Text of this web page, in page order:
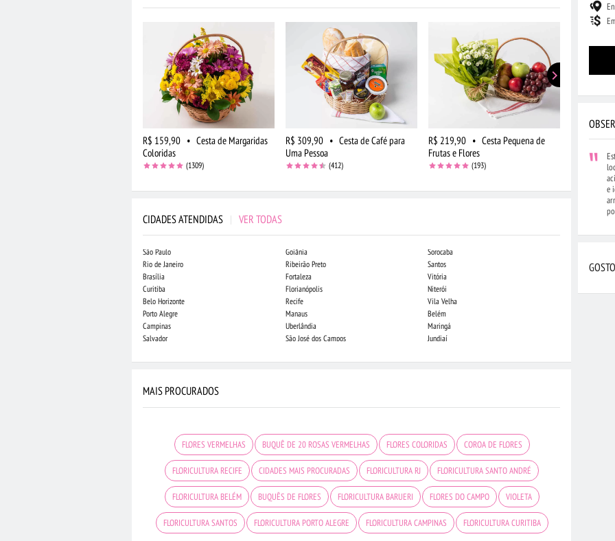
R$ 159,90 • Cesta de Margaridas
Coloridas
(1309)
R$ 309,90 • Cesta de Café para
Uma Pessoa
(412)
R$ 219,90 • Cesta Pequena de
Frutas e Flores
(193)
R$ 274,90
Pelúcia
CIDADES ATENDIDAS | VER TODAS
São Paulo
Rio de Janeiro
Brasília
Curitiba
Belo Horizonte
Porto Alegre
Campinas
Salvador
Goiânia
Ribeirão Preto
Fortaleza
Florianópolis
Recife
Manaus
Uberlândia
São José dos Campos
Sorocaba
Santos
Vitória
Niterói
Vila Velha
Belém
Maringá
Jundiaí
Indaiatuba
MAIS PROCURADOS
FLORES VERMELHAS BUQUÊ DE 20 ROSAS VERMELHAS FLORES COLORIDAS COROA DE FLORES
FLORICULTURA RECIFE CIDADES MAIS PROCURADAS FLORICULTURA RJ FLORICULTURA SANTO ANDRÉ
FLORICULTURA BELÉM BUQUÊS DE FLORES FLORICULTURA BARUERI FLORES DO CAMPO VIOLETA
FLORICULTURA SANTOS FLORICULTURA PORTO ALEGRE FLORICULTURA CAMPINAS FLORICULTURA CURITIBA
e